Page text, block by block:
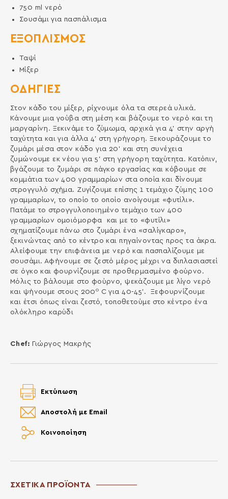
ΟΔΗΓΙΕΣ
Στον κάδο του μίξερ, ρίχνουμε όλα τα στερεά υλικά.
Κάνουμε μια γούβα στη μέση και βάζουμε το νερό και τη
μαργαρίνη. Ξεκινάμε το ζύμωμα, αρχικά για 4’ στην αργή
ταχύτητα και για άλλα 4’ στη γρήγορη. Ξεκουράζουμε το
ζυμάρι μέσα στον κάδο για 20’ και στη συνέχεια
ζυμώνουμε εκ νέου για 5’ στη γρήγορη ταχύτητα. Κατόπιν,
βγάζουμε το ζυμάρι σε πάγκο εργασίας και κόβουμε σε
κομμάτια των 400 γραμμαρίων στα οποία και δίνουμε
στρογγυλό σχήμα. Ζυγίζουμε επίσης 1 τεμάχιο ζύμης 100
γραμμαρίων, το οποίο το οποίο ανοίγουμε «φυτίλι».
Πατάμε το στρογγυλοποιημένο τεμάχιο των 400
γραμμαρίων ομοιόμορφα και με το «φυτίλι»
σχηματίζουμε πάνω στο ζυμάρι ένα «σαλίγκαρο»,
ξεκινώντας από το κέντρο και πηγαίνοντας προς τα άκρα.
Αλείφουμε την επιφάνεια με νερό και πασπαλίζουμε με
σουσάμι. Αφήνουμε σε ζεστό μέρος μέχρι να διπλασιαστεί
σε όγκο και φουρνίζουμε σε προθερμασμένο φούρνο.
Μόλις το βάλουμε στο φούρνο, ψεκάζουμε με λίγο νερό
και ψήνουμε στους 200 ο C για 40-45’. Ξεφουρνίζουμε
και έτσι όπως είναι ζεστό, τοποθετούμε στο κέντρο ένα
ολόκληρο καρύδι
Chef: Γιώργος Μακρής
750 ml νερό
Σουσάμι για πασπάλισμα
ΕΞΟΠΛΙΣΜΌΣ
Ταψί
Μίξερ
Κοινοποίηση
Αποστολή με Email
Εκτύπωση
ΣΧΕΤΙΚΑ ΠΡΟΪΟΝΤΑ